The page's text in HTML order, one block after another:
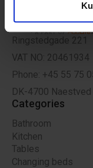
data med andre
de har indsamlet
Ringstedgade 221
VAT NO: 20461934
Phone: +45 55 75
DK-4700 Naestved
Categories
Bathroom
Kitchen
Tables
Changing beds